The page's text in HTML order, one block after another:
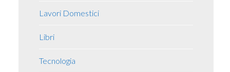
Lavori Domestici
Libri
Tecnologia